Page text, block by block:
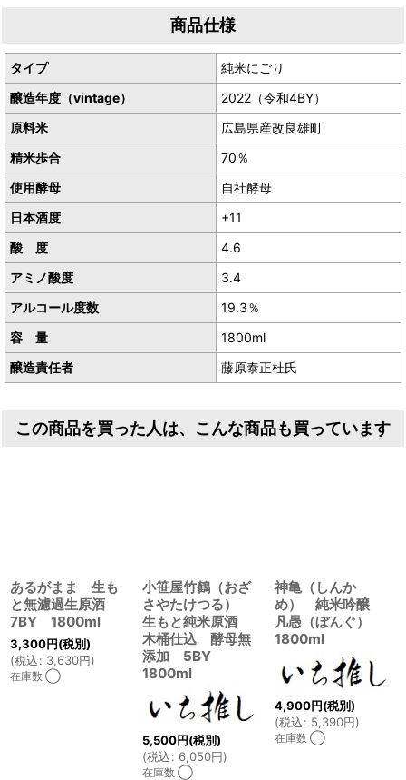
商品仕様
タイプ
純米にごり
醸造年度（vintage）
2022（令和4BY）
原料米
広島県産改良雄町
精米歩合
70％
使用酵母
自社酵母
日本酒度
+11
酸 度
4.6
アミノ酸度
3.4
アルコール度数
19.3％
容 量
1800ml
醸造責任者
藤原泰正杜氏
この商品を買った人は、こんな商品も買っています
あるがまま 生も
と無濾過生原酒
7BY 1800ml
3,300円(税別)
(税込: 3,630円)
在庫数 ◯
小笹屋竹鶴（おざ
さやたけつる）
生もと純米原酒
木桶仕込 酵母無
添加 5BY
1800ml
5,500円(税別)
(税込: 6,050円)
在庫数 ◯
神亀（しんか
め） 純米吟醸
凡愚（ぼんぐ）
1800ml
4,900円(税別)
(税込: 5,390円)
在庫数 ◯